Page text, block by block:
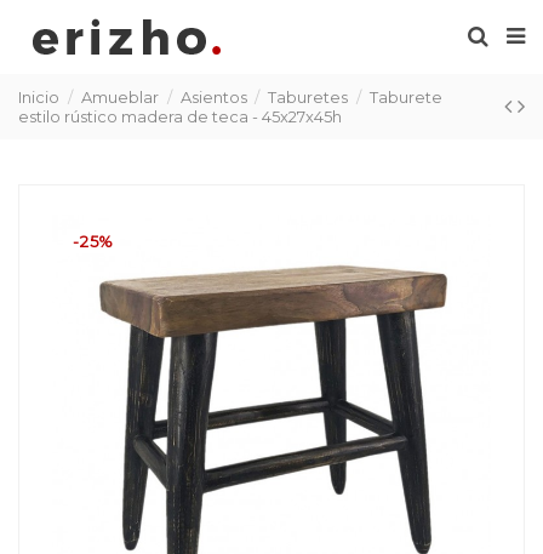
Inicio Amueblar Asientos Taburetes
Taburete
estilo rústico madera de teca - 45x27x45h
-25%